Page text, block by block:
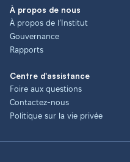
À propos de nous
À propos de l’Institut
Gouvernance
Rapports
Centre d'assistance
Foire aux questions
Contactez-nous
Politique sur la vie privée